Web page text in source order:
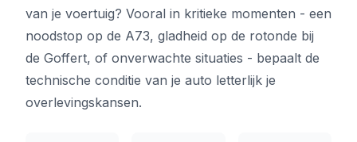
van je voertuig? Vooral in kritieke momenten - een
noodstop op de A73, gladheid op de rotonde bij
de Goffert, of onverwachte situaties - bepaalt de
technische conditie van je auto letterlijk je
overlevingskansen.